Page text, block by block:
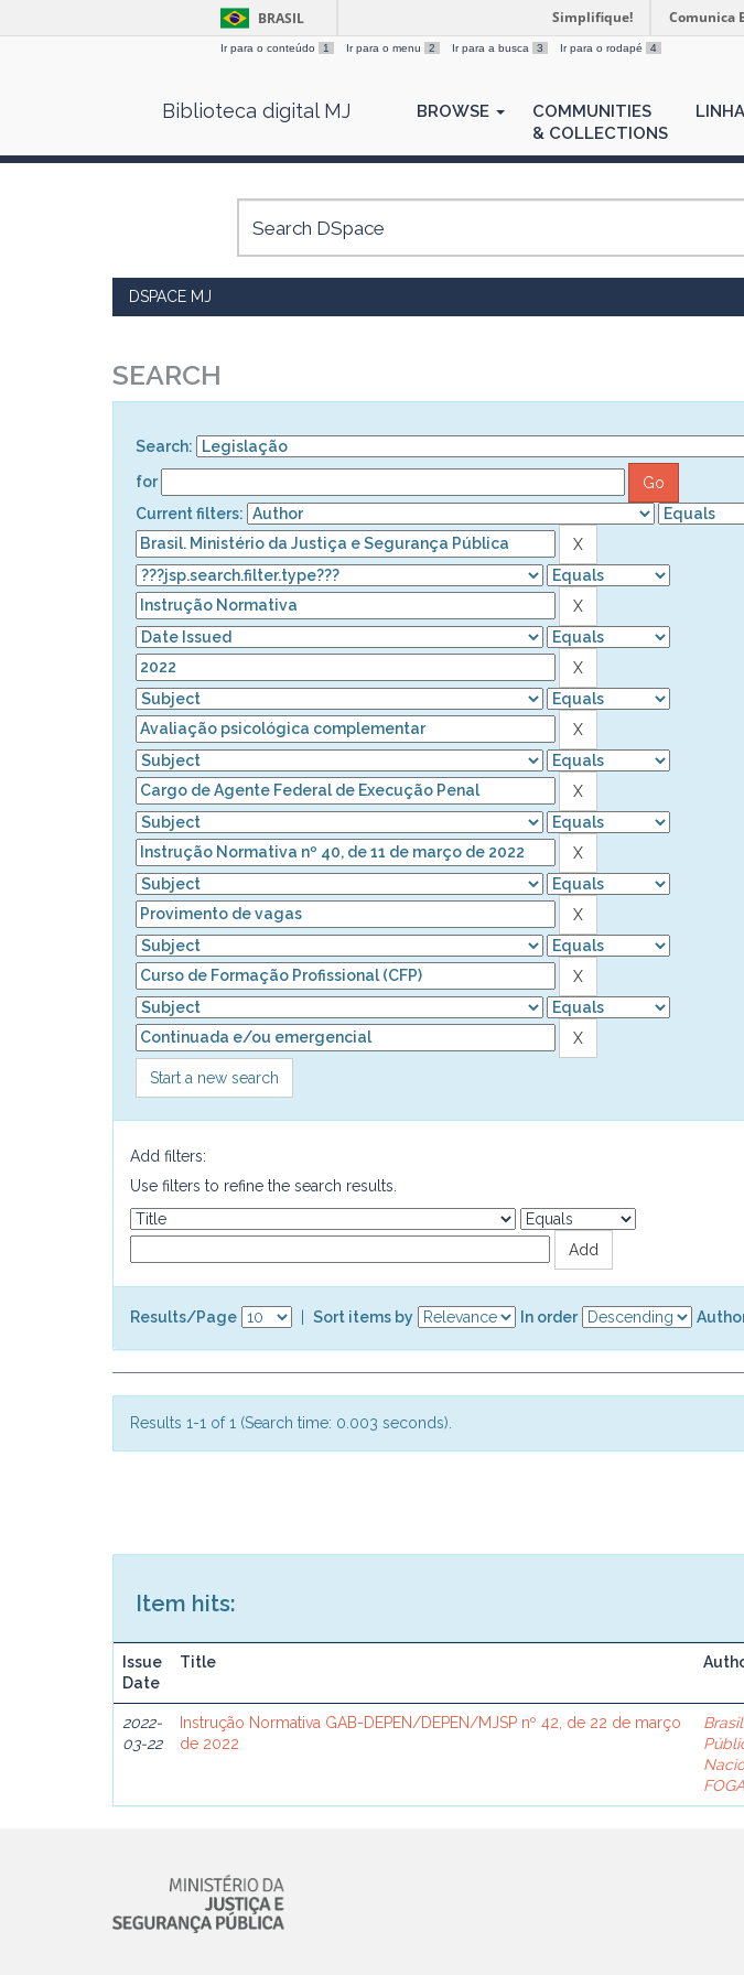
BRASIL Simplifique! Comunica
Ir para o conteúdo 1 Ir para o menu 2 Ir para a busca 3 Ir para o rodapé 4
Biblioteca digital MJ BROWSE
COMMUNITIES
& COLLECTIONS
DSPACE MJ
SEARCH
Search:
for
Current filters:
Start a new search
Add filters:
Use filters to refine the search results.
Results/Page Sort items by In order
Results 1-1 of 1 (Search time: 0.003 seconds).
Item hits:
Issue
Date
Title
2022-
03-22
Instrução Normativa GAB-DEPEN/DEPEN/MJSP nº 42, de 22 de março
de 2022